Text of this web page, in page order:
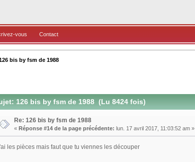
vous Contact
bis by fsm de 1988
126 bis by fsm de 1988 (Lu 8424 fois)
Re: 126 bis by fsm de 1988
« Réponse #14 de la page précédente: lun. 17 avril 2017, 11:03:52 am »
les pièces mais faut que tu viennes les découper